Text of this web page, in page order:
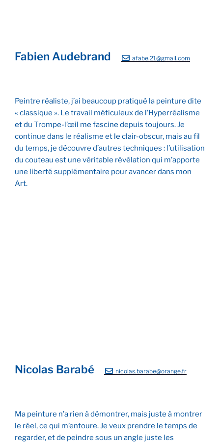
Fabien Audebrand afabe.21@gmail.com
Peintre réaliste, j’ai beaucoup pratiqué la peinture dite
« classique ». Le travail méticuleux de l’Hyperréalisme
et du Trompe-l’œil me fascine depuis toujours. Je
continue dans le réalisme et le clair-obscur, mais au fil
du temps, je découvre d’autres techniques : l’utilisation
du couteau est une véritable révélation qui m’apporte
une liberté supplémentaire pour avancer dans mon
Art.
Nicolas Barabé nicolas.barabe@orange.fr
Ma peinture n’a rien à démontrer, mais juste à montrer
le réel, ce qui m’entoure. Je veux prendre le temps de
regarder, et de peindre sous un angle juste les